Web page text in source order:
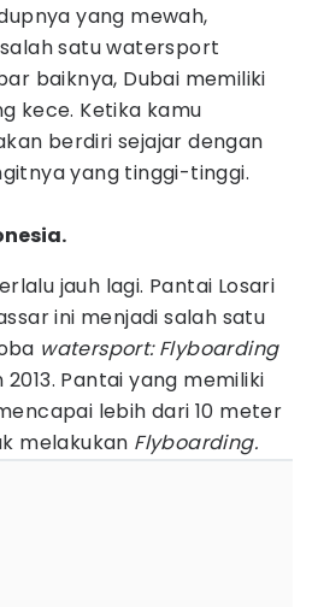
yang mewah,
satu watersport
baiknya, Dubai memiliki
kece. Ketika kamu
berdiri sejajar dengan
yang tinggi-tinggi.
jauh lagi. Pantai Losari
ini menjadi salah satu
watersport: Flyboarding
Pantai yang memiliki
lebih dari 10 meter
melakukan Flyboarding.